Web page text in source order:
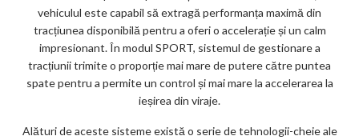
vehiculul este capabil să extragă performanța maximă din
tracțiunea disponibilă pentru a oferi o accelerație și un calm
impresionant. În modul SPORT, sistemul de gestionare a
tracțiunii trimite o proporție mai mare de putere către puntea
spate pentru a permite un control și mai mare la accelerarea la
ieșirea din viraje.
Alături de aceste sisteme există o serie de tehnologii-cheie ale